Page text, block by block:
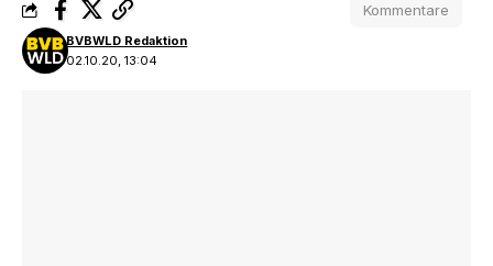
02.10.20, 13:04
BVBWLD Redaktion
Kommentare